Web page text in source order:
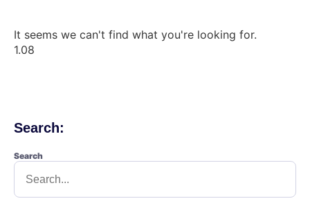
It seems we can't find what you're looking for.
Search:
Search